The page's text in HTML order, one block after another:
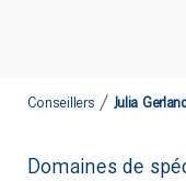
Conseillers / Julia
Domaines de